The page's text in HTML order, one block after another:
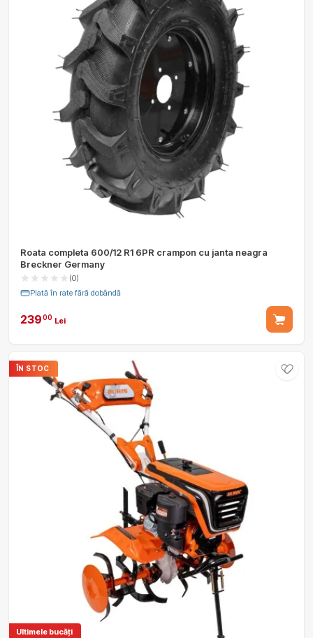
Roata completa 600/12 R1 6PR crampon cu janta neagra
Breckner Germany
(0)
Plată în rate fără dobândă
23900 Lei
ÎN STOC
Ultimele bucăți